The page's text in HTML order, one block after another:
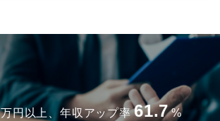
万円以上、年収アップ率 61.7 %